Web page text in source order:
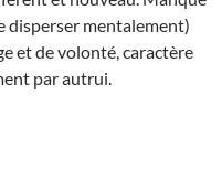
disperser mentalement)
et de volonté, caractère
par autrui.